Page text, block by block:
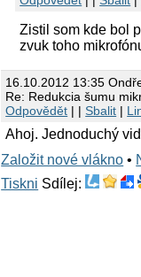
Zistil som kde bol
zvuk toho
16.10.2012 13:35
Re: Redukcia šumu
Odpovědět | |Sbalit |
Ahoj. Jednoduchý
Založit nové vlákno •
Tiskni Sdílej: